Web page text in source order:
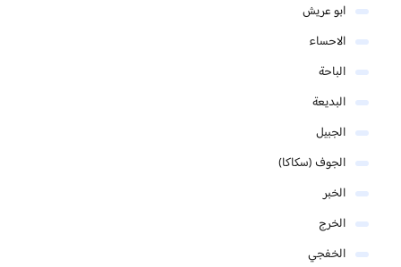
ابو عريش
الاحساء
الباحة
البديعة
الجبيل
الجوف (سكاكا)
الخبر
الخرج
الخفجي